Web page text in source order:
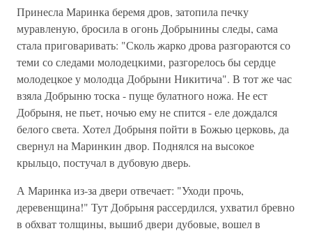
Принесла Маринка беремя дров, затопила печку
муравленую, бросила в огонь Добрынины следы, сама
стала приговаривать: "Сколь жарко дрова разгораются со
теми со следами молодецкими, разгорелось бы сердце
молодецкое у молодца Добрыни Никитича". В тот же час
взяла Добрыню тоска - пуще булатного ножа. Не ест
Добрыня, не пьет, ночью ему не спится - еле дождался
белого света. Хотел Добрыня пойти в Божью церковь, да
свернул на Маринкин двор. Поднялся на высокое
крыльцо, постучал в дубовую дверь.
А Маринка из-за двери отвечает: "Уходи прочь,
деревенщина!" Тут Добрыня рассердился, ухватил бревно
в обхват толщины, вышиб двери дубовые, вошел в